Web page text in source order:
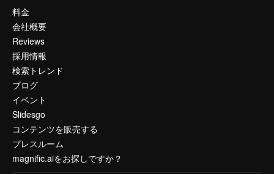
料金
会社概要
Reviews
採用情報
検索トレンド
ブログ
イベント
Slidesgo
コンテンツを販売する
プレスルーム
magnific.aiをお探しですか？